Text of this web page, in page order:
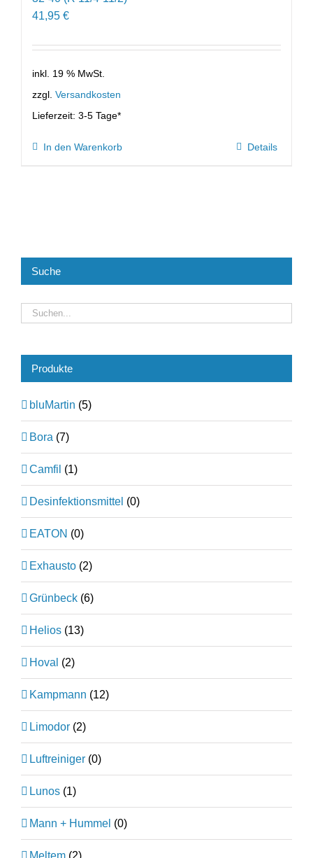
41,95 €
inkl. 19 % MwSt.
zzgl. Versandkosten
Lieferzeit: 3-5 Tage*
In den Warenkorb Details
Suche
Produkte
bluMartin (5)
Bora (7)
Camfil (1)
Desinfektionsmittel (0)
EATON (0)
Exhausto (2)
Grünbeck (6)
Helios (13)
Hoval (2)
Kampmann (12)
Limodor (2)
Luftreiniger (0)
Lunos (1)
Mann + Hummel (0)
Meltem (2)